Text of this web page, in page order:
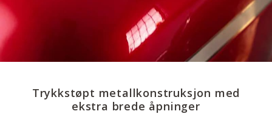
Trykkstøpt metallkonstruksjon med
ekstra brede åpninger